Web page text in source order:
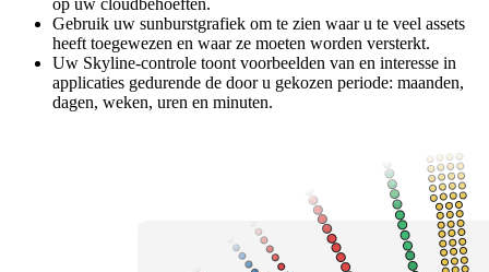
Gebruik uw sunburstgrafiek om te zien waar u te veel assets
heeft toegewezen en waar ze moeten worden versterkt.
Uw Skyline-controle toont voorbeelden van en interesse in
applicaties gedurende de door u gekozen periode: maanden,
dagen, weken, uren en minuten.